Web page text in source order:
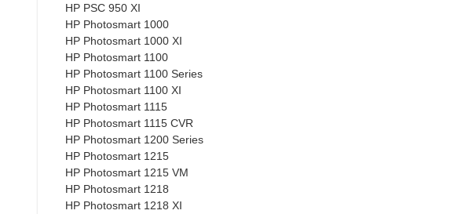
HP PSC 950 XI
HP Photosmart 1000
HP Photosmart 1000 XI
HP Photosmart 1100
HP Photosmart 1100 Series
HP Photosmart 1100 XI
HP Photosmart 1115
HP Photosmart 1115 CVR
HP Photosmart 1200 Series
HP Photosmart 1215
HP Photosmart 1215 VM
HP Photosmart 1218
HP Photosmart 1218 XI